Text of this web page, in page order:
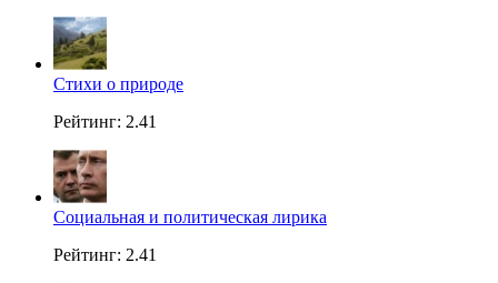
Стихи о природе
Рейтинг: 2.41
Социальная и политическая лирика
Рейтинг: 2.41